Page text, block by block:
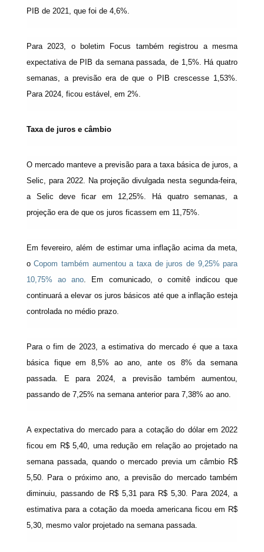
PIB de 2021, que foi de 4,6%.
Para 2023, o boletim Focus também registrou a mesma
expectativa de PIB da semana passada, de 1,5%. Há quatro
semanas, a previsão era de que o PIB crescesse 1,53%.
Para 2024, ficou estável, em 2%.
Taxa de juros e câmbio
O mercado manteve a previsão para a taxa básica de juros, a
Selic, para 2022. Na projeção divulgada nesta segunda-feira,
a Selic deve ficar em 12,25%. Há quatro semanas, a
projeção era de que os juros ficassem em 11,75%.
Em fevereiro, além de estimar uma inflação acima da meta,
oCopom também aumentou a taxa de juros de 9,25% para
10,75% ao ano . Em comunicado, o comitê indicou que
continuará a elevar os juros básicos até que a inflação esteja
controlada no médio prazo.
Para o fim de 2023, a estimativa do mercado é que a taxa
básica fique em 8,5% ao ano, ante os 8% da semana
passada. E para 2024, a previsão também aumentou,
passando de 7,25% na semana anterior para 7,38% ao ano.
A expectativa do mercado para a cotação do dólar em 2022
ficou em R$ 5,40, uma redução em relação ao projetado na
semana passada, quando o mercado previa um câmbio R$
5,50. Para o próximo ano, a previsão do mercado também
diminuiu, passando de R$ 5,31 para R$ 5,30. Para 2024, a
estimativa para a cotação da moeda americana ficou em R$
5,30, mesmo valor projetado na semana passada.